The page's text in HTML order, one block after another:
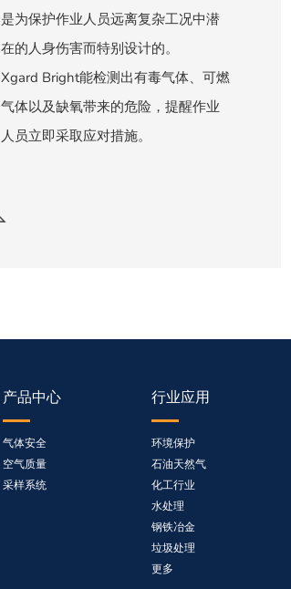
是为保护作业人员远离复杂工况中潜
在的人身伤害而特别设计的。
Xgard Bright能检测出有毒气体、可燃
气体以及缺氧带来的危险，提醒作业
人员立即采取应对措施。
产品中心
气体安全
空气质量
采样系统
行业应用
环境保护
石油天然气
化工行业
水处理
钢铁冶金
垃圾处理
更多